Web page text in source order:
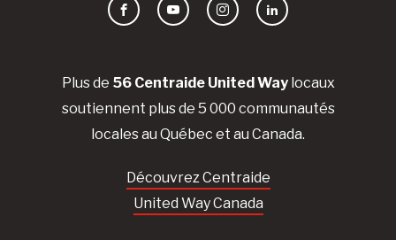
Plus de 56 Centraide United Waylocaux
soutiennent plus de 5 000 communautés
locales au Québec et au Canada.
Découvrez Centraide
United Way Canada
FacebookYouTubeInstagramLinkedIn